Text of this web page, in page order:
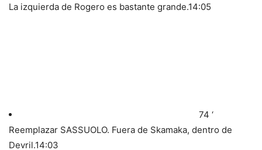
La izquierda de Rogero es bastante grande.14:05
74 ‘
Reemplazar SASSUOLO. Fuera de Skamaka, dentro de
Devril.14:03